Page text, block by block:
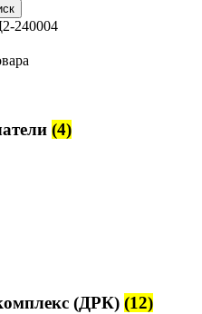
240004
(4)
(ДРК) (12)